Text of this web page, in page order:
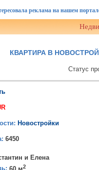
реклама на нашем портале
КВАРТИРА В
Статус
Новостройки
6450
и Елена
2